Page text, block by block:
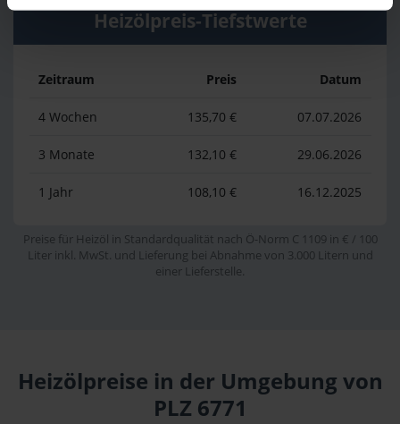
Heizölpreis-Tiefstwerte
Zeitraum Preis Datum
4 Wochen 135,70 € 07.07.2026
3 Monate 132,10 € 29.06.2026
1 Jahr 108,10 € 16.12.2025
Preise für Heizöl in Standardqualität nach Ö-Norm C 1109 in € / 100
Liter inkl. MwSt. und Lieferung bei Abnahme von 3.000 Litern und
einer Lieferstelle.
Heizölpreise in der Umgebung von
PLZ 6771